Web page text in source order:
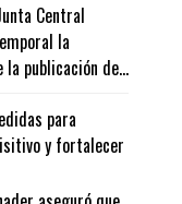
Central
la
publicación de...
para
y fortalecer